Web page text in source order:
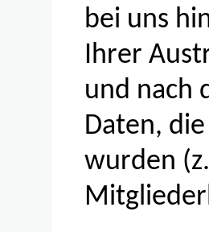
bei uns
Ihrer
und nach
Daten,
wurden